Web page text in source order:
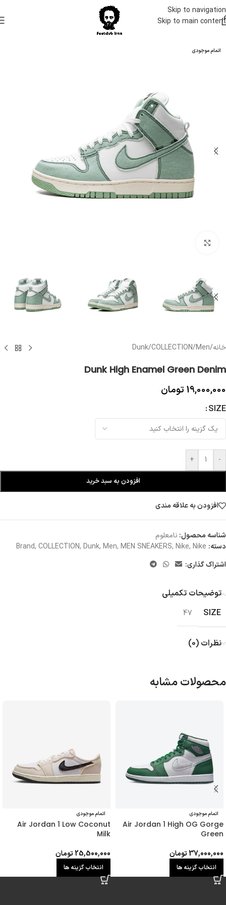
Skip to navigation
Skip to main content
اتمام موجودی
خانه/
Men
/
COLLECTION
/
Dunk
Dunk High Enamel Green Denim
19,000,000 تومان
SIZE
-
+
افزودن به سبد خرید
افزودن به علاقه مندی
شناسه محصول: نامعلوم
دسته:
Brand, COLLECTION, Dunk, Men, MEN SNEAKERS, Nike, Nike
اشتراک گذاری:
توضیحات تکمیلی
SIZE
47
نظرات (0)
محصولات مشابه
اتمام موجودی
Air Jordan 1 High OG Gorge
Green
37,000,000تومان
انتخاب گزینه ها
اتمام موجودی
Air Jordan 1 Low Coconut
Milk
25,500,000تومان
انتخاب گزینه ها